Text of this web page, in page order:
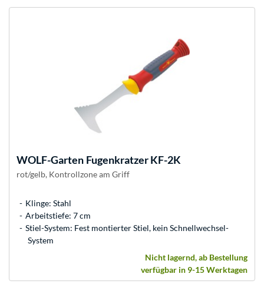
WOLF-Garten Fugenkratzer KF-2K
rot/gelb, Kontrollzone am Griff
Klinge: Stahl
Arbeitstiefe: 7 cm
Stiel-System: Fest montierter Stiel, kein Schnellwechsel-
System
Nicht lagernd, ab Bestellung
verfügbar in 9-15 Werktagen